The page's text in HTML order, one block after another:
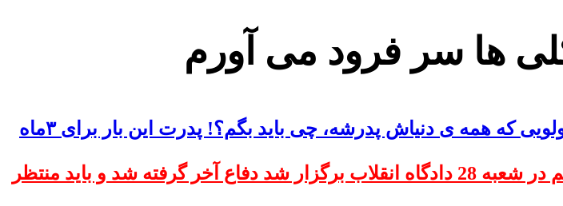
ها سر فرود می آورم
مریم همسر آقای مجید توکلی: به رها کوچولویی که همه ی دنیاش پدرشه، چی باید بگم؟! پدرت این بار برای ۳ماه
مجید توکلی: امروز آخرین جلسه ی دادگاهم در شعبه 28 دادگاه انقلاب برگزار شد دفاع آخر گرفته شد و باید منتظر